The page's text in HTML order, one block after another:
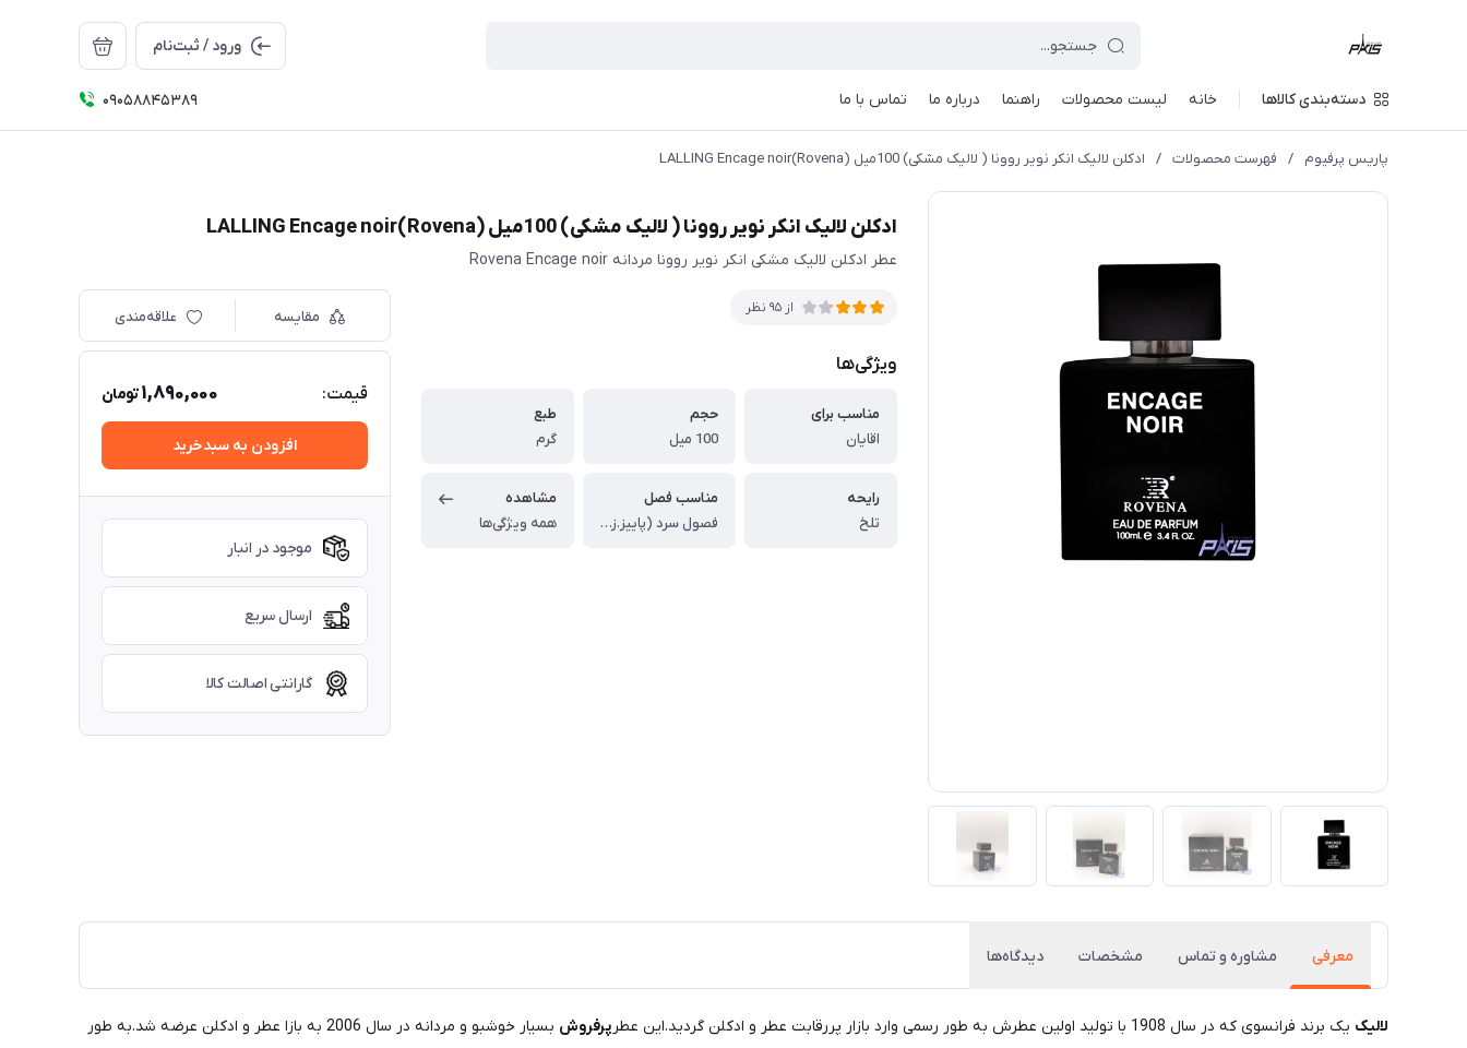
ورود / ثبت‌نام
دسته‌بندی کالاها خانه لیست محصولات راهنما درباره ما تماس با ما 09058845389
پاریس پرفیوم / فهرست محصولات / ادکلن لالیک انکر نویر روونا ( لالیک مشکی) 100میل (Rovena)LALLING Encage noir
ادکلن لالیک انکر نویر روونا ( لالیک مشکی) 100میل (Rovena)LALLING Encage noir
عطر ادکلن لالیک مشکی انکر نویر روونا مردانه Rovena Encage noir
از 95 نظر
ویژگی‌ها
مناسب برای
اقایان
حجم
100 میل
طبع
گرم
رایحه
تلخ
مناسب فصل
فصول سرد (پاییز.زمستان)
مشاهده
همه ویژگی‌ها
مقایسه علاقه‌مندی
قیمت: 1,890,000تومان
افزودن به سبدخرید
موجود در انبار
ارسال سریع
گارانتی اصالت کالا
معرفی مشاوره و تماس مشخصات دیدگاه‌ها
لالیک یک برند فرانسوی که در سال 1908 با تولید اولین عطرش به طور رسمی وارد بازار پررقابت عطر و ادکلن گردید.این عطر پرفروش
بسیار خوشبو و مردانه در سال 2006 به بازا عطر و ادکلن عرضه شد.به طور